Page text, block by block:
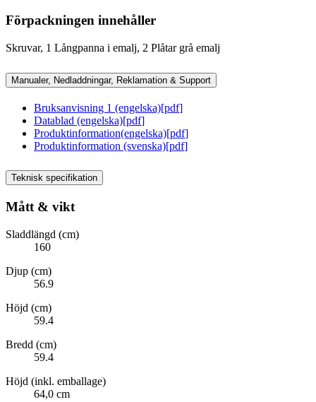
Förpackningen innehåller
Skruvar, 1 Långpanna i emalj, 2 Plåtar grå emalj
Manualer, Nedladdningar, Reklamation & Support
Bruksanvisning 1 (engelska)[pdf]
Datablad (engelska)[pdf]
Produktinformation(engelska)[pdf]
Produktinformation (svenska)[pdf]
Teknisk specifikation
Mått & vikt
Sladdlängd (cm)
160
Djup (cm)
56.9
Höjd (cm)
59.4
Bredd (cm)
59.4
Höjd (inkl. emballage)
64,0 cm